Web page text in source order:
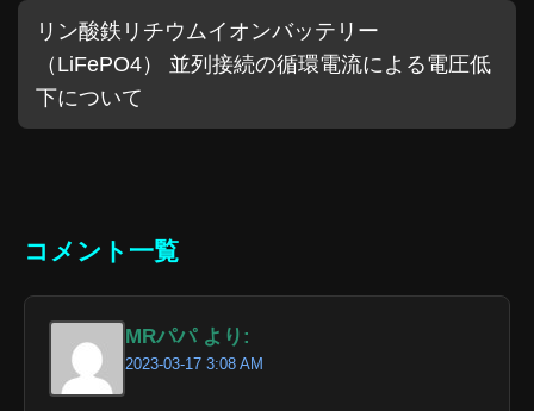
リン酸鉄リチウムイオンバッテリー
（LiFePO4） 並列接続の循環電流による電圧低
下について
コメント一覧
MRパパ より:
2023-03-17 3:08 AM